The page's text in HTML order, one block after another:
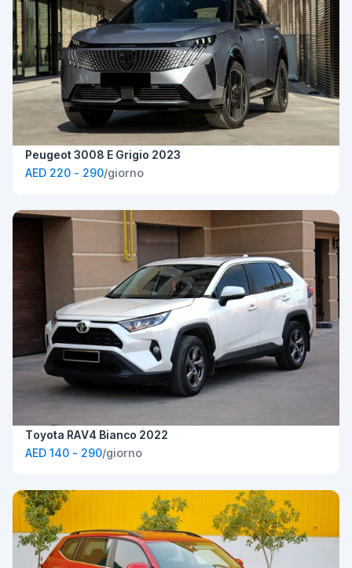
Peugeot 3008 E Grigio 2023
AED 220 - 290/giorno
Toyota RAV4 Bianco 2022
AED 140 - 290/giorno